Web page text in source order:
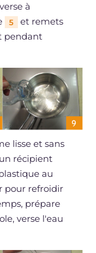
à
5
et remets
pendant
lisse et sans
récipient
au
pour refroidir
prépare
verse l'eau